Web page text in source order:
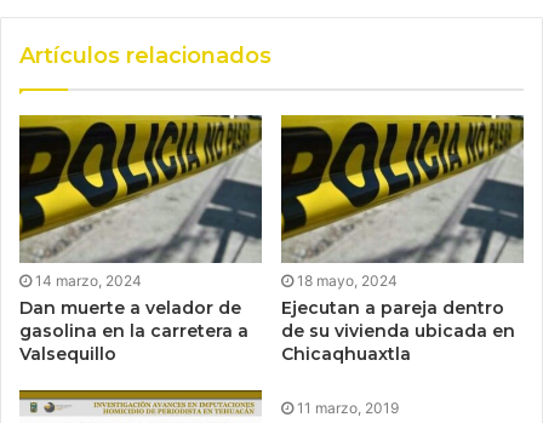
Artículos relacionados
14 marzo, 2024
Dan muerte a velador de
gasolina en la carretera a
Valsequillo
18 mayo, 2024
Ejecutan a pareja dentro
de su vivienda ubicada en
Chicaqhuaxtla
11 marzo, 2019